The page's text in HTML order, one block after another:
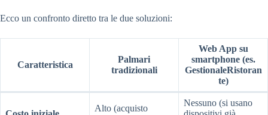
Ecco un confronto diretto tra le due soluzioni:
Caratteristica
Palmari
tradizionali
Web App su
smartphone (es.
GestionaleRistoran
te)
Alto (acquisto
Nessuno (si usano